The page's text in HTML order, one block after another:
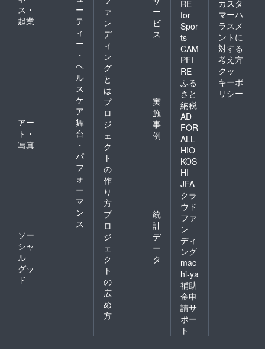
ス・
起業
ー
テ
ィ
ー
・
ヘ
ル
ス
ケ
ア
アー
ト・
写真
舞
台
・
パ
フ
ォ
ー
マ
ン
ス
ソー
シャ
ル
グッ
ド
ァ
ン
デ
ィ
ン
グ
と
は
ー
ビ
ス
プ
ロ
ジ
ェ
ク
ト
の
作
り
方
実
施
事
例
プ
ロ
ジ
ェ
ク
ト
の
広
め
方
統
計
デ
ー
タ
RE
for
Spor
ts
CAM
PFI
RE
ふる
さと
納税
AD
FOR
ALL
HIO
KOS
HI
JFA
クラ
ウド
ファ
ン
ディ
ング
mac
hi-ya
補助
金申
請サ
ポー
ト
カスタ
マーハ
ラスメ
ントに
対する
考え方
クッ
キーポ
リシー